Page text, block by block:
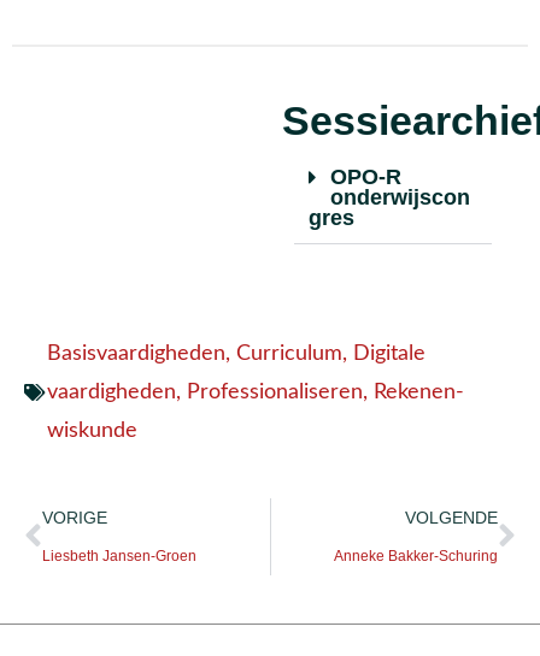
OPO-R
onderwijscon
gres
Basisvaardigheden, Curriculum, Digitale
vaardigheden, Professionaliseren, Rekenen-
wiskunde
VORIGE
Liesbeth Jansen-Groen
VOLGENDE
Anneke Bakker-Schuring